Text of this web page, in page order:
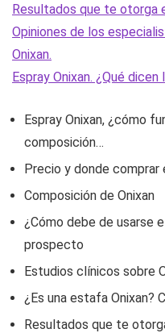
Resultados que te otorga
Opiniones de los
Onixan.
Espray Onixan. ¿Qué dicen
Espray Onixan, ¿cómo
composición…
Precio y donde comprar
Composición de Onixan
¿Cómo debe de usarse
prospecto
Estudios clínicos sobre
¿Es una estafa Onixan?
Resultados que te